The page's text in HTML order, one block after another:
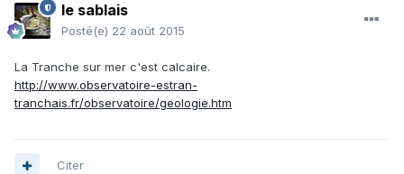
le sablais
Posté(e) 22 août 2015
La Tranche sur mer c'est calcaire.
http://www.observatoire-estran-
tranchais.fr/observatoire/geologie.htm
Citer